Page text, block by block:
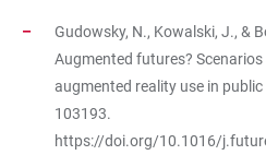
Gudowsky, N., Kowalski, J., &
Augmented futures?
augmented reality use in
103193.
https://doi.org/10.1016/